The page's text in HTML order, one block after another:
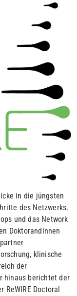
in die jüngsten
des Netzwerks.
und das Network
Doktorandinnen
klinische
der
hinaus berichtet der
Doctoral